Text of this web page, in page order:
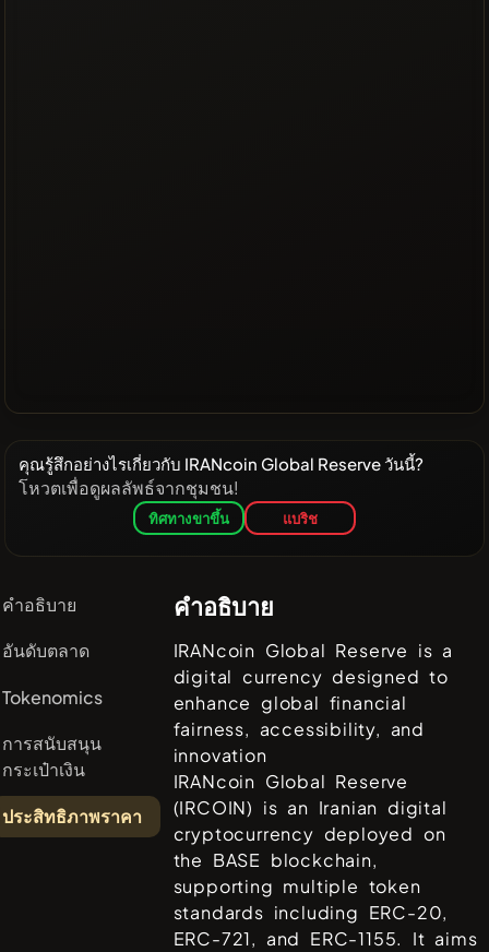
คุณรู้สึกอย่างไรเกี่ยวกับ IRANcoin Global Reserve วันนี้?
โหวตเพื่อดูผลลัพธ์จากชุมชน!
ทิศทางขาขึ้น แบริช
คำอธิบาย
อันดับตลาด
Tokenomics
การสนับสนุน
กระเป๋าเงิน
ประสิทธิภาพราคา
คำอธิบาย
IRANcoin Global Reserve is a
digital currency designed to
enhance global financial
fairness, accessibility, and
innovation
IRANcoin Global Reserve
(IRCOIN) is an Iranian digital
cryptocurrency deployed on
the BASE blockchain,
supporting multiple token
standards including ERC-20,
ERC-721, and ERC-1155. It aims